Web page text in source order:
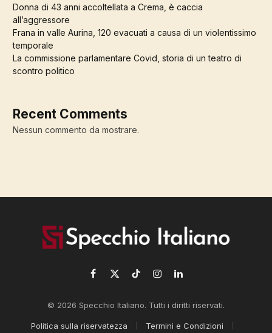
Donna di 43 anni accoltellata a Crema, è caccia
all’aggressore
Frana in valle Aurina, 120 evacuati a causa di un violentissimo
temporale
La commissione parlamentare Covid, storia di un teatro di
scontro politico
Recent Comments
Nessun commento da mostrare.
Facebook
X
TikTokInstagramLinkedIn
© 2026 Specchio Italiano. Tutti i diritti riservati.
Politica sulla riservatezza
Termini e Condizioni